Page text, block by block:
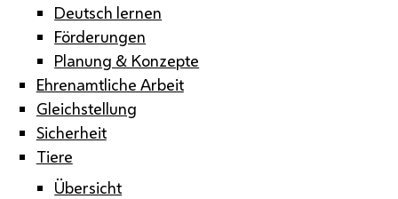
Deutsch lernen
Förderungen
Planung & Konzepte
Ehrenamtliche Arbeit
Gleichstellung
Sicherheit
Tiere
Übersicht